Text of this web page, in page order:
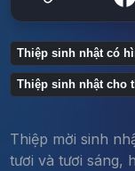
Thiệp sinh nhật có
Thiệp sinh nhật cho
Thiệp mời sinh
tươi và tươi sáng,